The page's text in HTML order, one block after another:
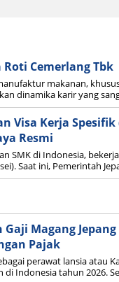
Roti Cemerlang Tbk
makanan,
dinamika karir yang
Visa Kerja
Resmi
SMK di Indonesia,
Saat ini, Pemerintah
Gaji Magang
Pajak
perawat lansia atau
di Indonesia tahun 2026.